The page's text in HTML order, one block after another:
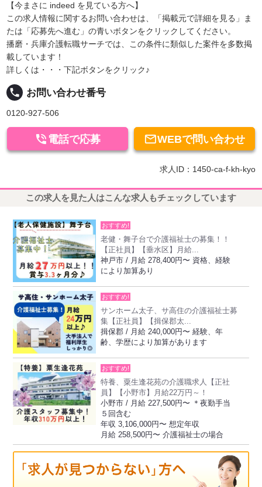
【今まさに indeed を見ている方へ】
この求人情報に関するお問い合わせは、「掲載元で詳細を見る」ま
たは「応募先へ進む」の青いボタンをクリックしてください。
播磨・兵庫介護転職サーチでは、この条件に類似した案件を多数掲
載しています！
詳しくは・・・下記ボタンをクリック♪
local_phone お問い合わせ番号
0120-927-506
WEBで問い合わせ
 電話で応募
求人ID：1450-ca-f-kh-kyo
この求人を見た人はこんな求人もチェックしています
おすすめ!
老健・舞子台で介護福祉士の募集！！
【正社員】【垂水区】月給...
神戸市 / 月給 278,400円〜 資格、経験
により加算あり
おすすめ!
サンホーム太子、サ高住の介護福祉士募
集【正社員】【揖保郡太...
揖保郡 / 月給 240,000円〜 経験、年
齢、学歴により加算があります
おすすめ!
特養、粟生逢花苑の介護職求人【正社
員】【小野市】月給22万円～！
小野市 / 月給 227,500円〜 ＊夜勤手当
５回含む
年収 3,106,000円〜 想定年収
月給 258,500円〜 介護福祉士の場合